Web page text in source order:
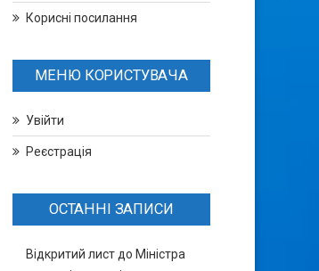
Корисні посилання
МЕНЮ КОРИСТУВАЧА
Увійти
Реєстрація
ОСТАННІ ЗАПИСИ
Відкритий лист до Міністра